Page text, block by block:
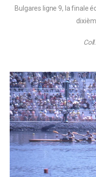
Bulgares ligne 9, la finale